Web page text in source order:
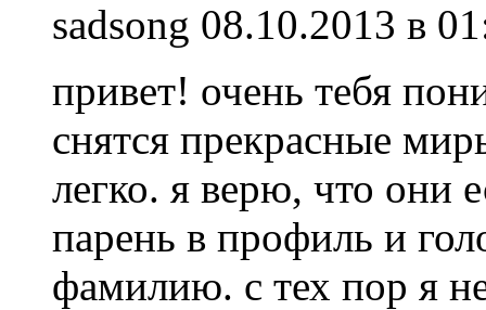
sadsong 08.10.2013 в
привет! очень тебя
снятся прекрасные
легко. я верю, что они
парень в профиль и
фамилию. с тех пор я